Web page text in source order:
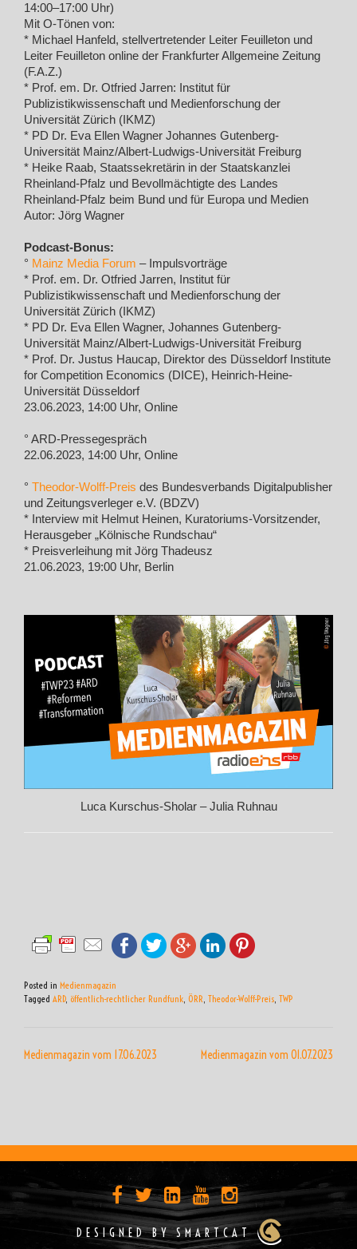
14:00–17:00 Uhr)
Mit O-Tönen von:
* Michael Hanfeld, stellvertretender Leiter Feuilleton und
Leiter Feuilleton online der Frankfurter Allgemeine Zeitung
(F.A.Z.)
* Prof. em. Dr. Otfried Jarren: Institut für
Publizistikwissenschaft und Medienforschung der
Universität Zürich (IKMZ)
* PD Dr. Eva Ellen Wagner Johannes Gutenberg-
Universität Mainz/Albert-Ludwigs-Universität Freiburg
* Heike Raab, Staatssekretärin in der Staatskanzlei
Rheinland-Pfalz und Bevollmächtigte des Landes
Rheinland-Pfalz beim Bund und für Europa und Medien
Autor: Jörg Wagner
Podcast-Bonus:
° Mainz Media Forum – Impulsvorträge
* Prof. em. Dr. Otfried Jarren, Institut für
Publizistikwissenschaft und Medienforschung der
Universität Zürich (IKMZ)
* PD Dr. Eva Ellen Wagner, Johannes Gutenberg-
Universität Mainz/Albert-Ludwigs-Universität Freiburg
* Prof. Dr. Justus Haucap, Direktor des Düsseldorf Institute
for Competition Economics (DICE), Heinrich-Heine-
Universität Düsseldorf
23.06.2023, 14:00 Uhr, Online
° ARD-Pressegespräch
22.06.2023, 14:00 Uhr, Online
° Theodor-Wolff-Preis des Bundesverbands Digitalpublisher
und Zeitungsverleger e.V. (BDZV)
* Interview mit Helmut Heinen, Kuratoriums-Vorsitzender,
Herausgeber „Kölnische Rundschau“
* Preisverleihung mit Jörg Thadeusz
21.06.2023, 19:00 Uhr, Berlin
Luca Kurschus-Sholar – Julia Ruhnau
Posted in Medienmagazin
Tagged ARD, öffentlich-rechtlicher Rundfunk ÖRR Theodor-Wolff-Preis TWP
Medienmagazin vom 17.06.2023 Medienmagazin vom 01.07.2023
DESIGNED BY SMARTCAT